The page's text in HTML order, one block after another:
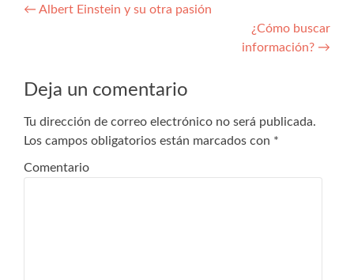
Navegación de entradas
← Albert Einstein y su otra pasión
¿Cómo buscar
información? →
Deja un comentario
Tu dirección de correo electrónico no será publicada.
Los campos obligatorios están marcados con *
Comentario